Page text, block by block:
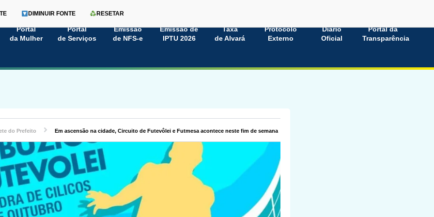
Portal
da Mulher
Portal
de Serviços
Emissão
de NFS-e
Emissão de
IPTU 2026
Taxa
de Alvará
Protocolo
Externo
Diário
Oficial
Portal da
Transparência
DIMINUIR FONTE RESETAR
do Prefeito Em ascensão na cidade, Circuito de Futevôlei e Futmesa acontece neste fim de semana